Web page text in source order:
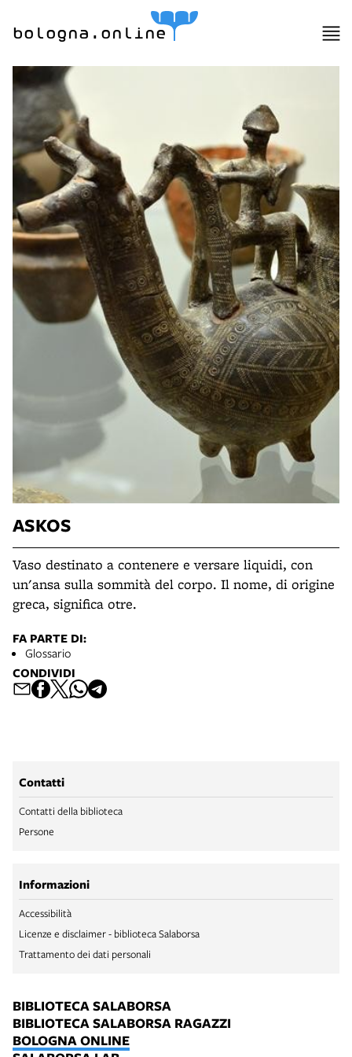
bologna.online
ASKOS
Vaso destinato a contenere e versare liquidi, con
un'ansa sulla sommità del corpo. Il nome, di origine
greca, significa otre.
FA PARTE DI:
Glossario
CONDIVIDI
Contatti
Contatti della biblioteca
Persone
Informazioni
Accessibilità
Licenze e disclaimer - biblioteca Salaborsa
Trattamento dei dati personali
BIBLIOTECA SALABORSA
BIBLIOTECA SALABORSA RAGAZZI
BOLOGNA ONLINE